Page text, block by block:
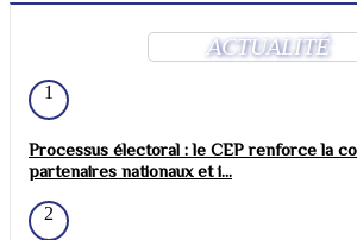
ACTUALITÉ
1
Processus électoral : le CEP renforce la
partenaires nationaux et i...
2